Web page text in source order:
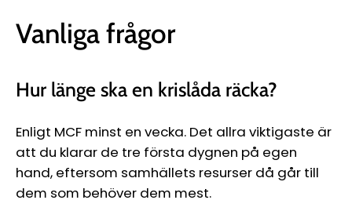
Vanliga frågor
Hur länge ska en krislåda räcka?
Enligt MCF minst en vecka. Det allra viktigaste är
att du klarar de tre första dygnen på egen
hand, eftersom samhällets resurser då går till
dem som behöver dem mest.